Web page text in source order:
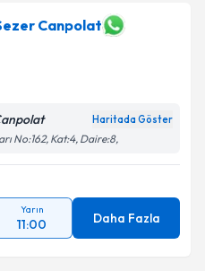
Canpolat
Haritada Göster
No:162, Kat:4, Daire:8,
Yarın
11:00 Daha Fazla